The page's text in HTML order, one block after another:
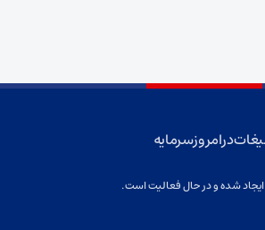
در امروز سرمایه
شده و در حال فعالیت است.